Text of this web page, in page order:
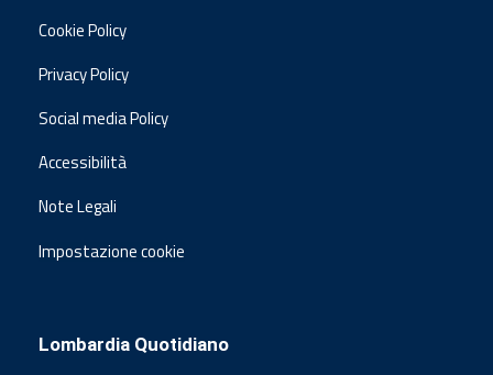
Cookie Policy
Privacy Policy
Social media Policy
Accessibilità
Note Legali
Impostazione cookie
Lombardia Quotidiano